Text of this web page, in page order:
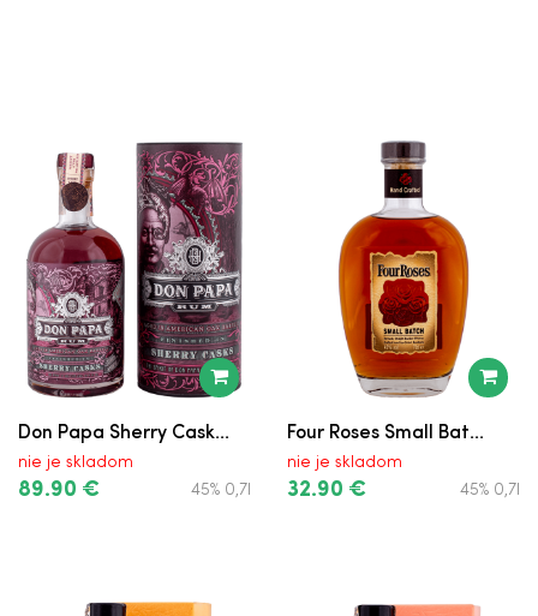
Maker’s Mark
Bulleit Bourbon
Old Herold Hruškovica Williams
Jack Daniel's Single Barrel
Beefeater 24
Žufánek Borovička
Žufánek Hruškovica
Žufánek OMG
Don Papa Sherry Cask...
nie je skladom
89.90 € 45% 0,7l
Four Roses Small Bat...
nie je skladom
32.90 € 45% 0,7l